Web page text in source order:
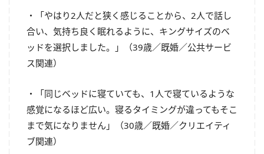
・「やはり2人だと狭く感じることから、2人で話し
合い、気持ち良く眠れるように、キングサイズのベ
ッドを選択しました。」（39歳／既婚／公共サービ
ス関連）
・「同じベッドに寝ていても、1人で寝ているような
感覚になるほど広い。寝るタイミングが違ってもそこ
まで気になりません」（30歳／既婚／クリエイティ
ブ関連）